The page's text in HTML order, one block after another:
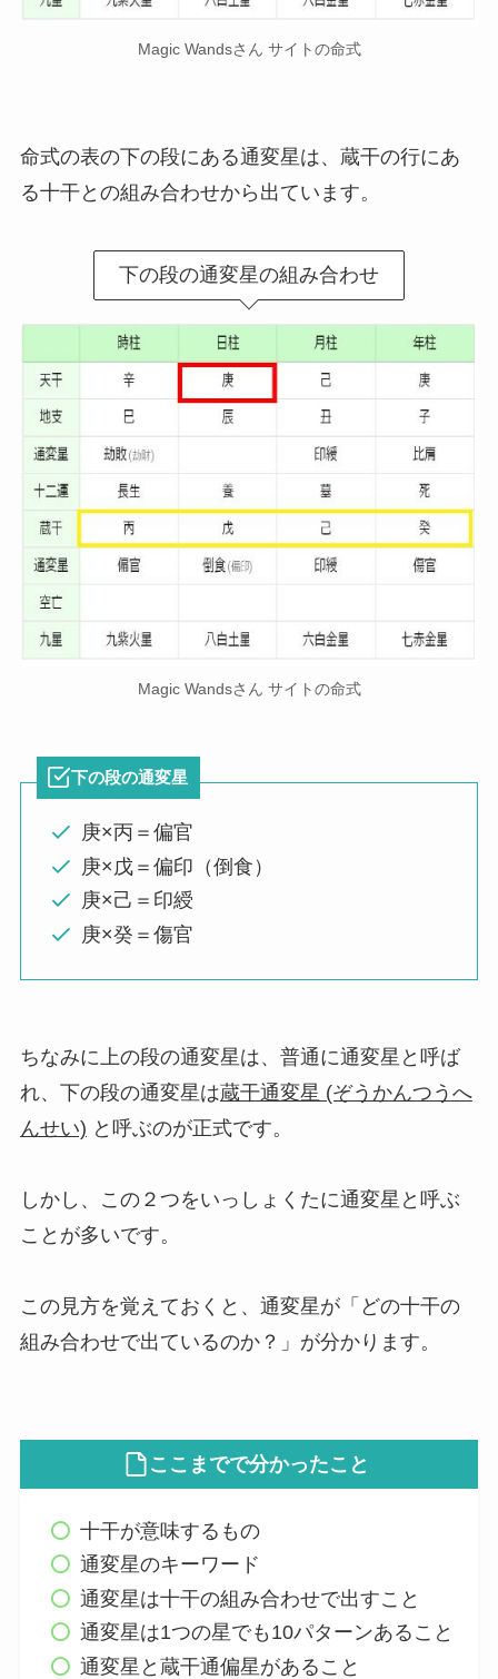
Magic Wandsさん サイトの命式
命式の表の下の段にある通変星は、蔵干の行にあ
る十干との組み合わせから出ています。
下の段の通変星の組み合わせ
Magic Wandsさん サイトの命式
下の段の通変星
庚×丙＝偏官
庚×戊＝偏印（倒食）
庚×己＝印綬
庚×癸＝傷官
ちなみに上の段の通変星は、普通に通変星と呼ば
れ、 下の段の通変星は蔵干通変星 (ぞうかんつうへ
んせい) と呼ぶのが正式です。
しかし、この２つをいっしょくたに通変星と呼ぶ
ことが多いです。
この見方を覚えておくと、通変星が「どの十干の
組み合わせで出ているのか？」が分かります。
ここまでで分かったこと
十干が意味するもの
通変星のキーワード
通変星は十干の組み合わせで出すこと
通変星は1つの星でも10パターンあること
通変星と蔵干通偏星があること